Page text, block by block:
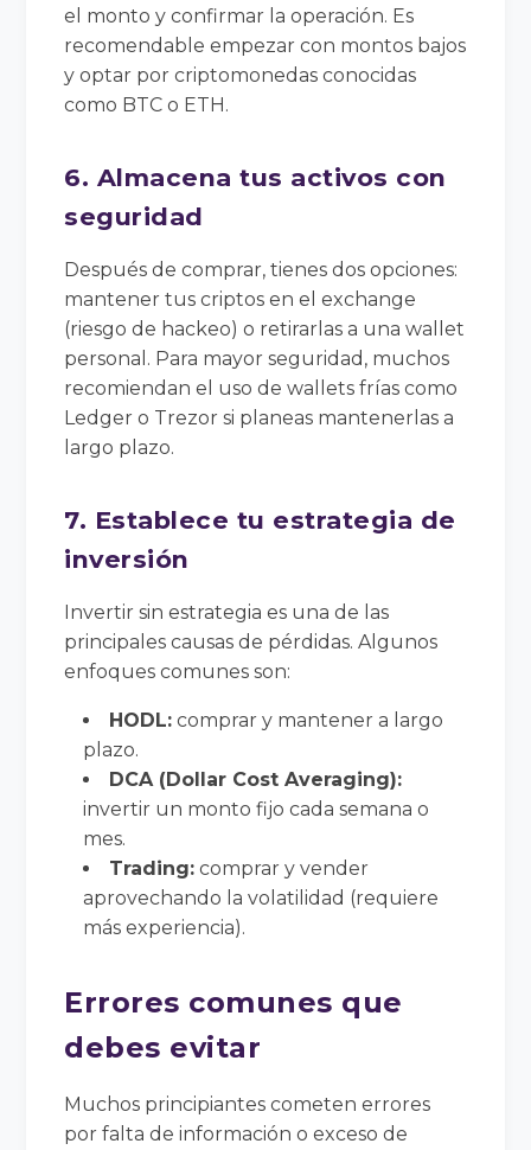
el monto y confirmar la operación. Es
recomendable empezar con montos bajos
y optar por criptomonedas conocidas
como BTC o ETH.
6. Almacena tus activos con
seguridad
Después de comprar, tienes dos opciones:
mantener tus criptos en el exchange
(riesgo de hackeo) o retirarlas a una wallet
personal. Para mayor seguridad, muchos
recomiendan el uso de wallets frías como
Ledger o Trezor si planeas mantenerlas a
largo plazo.
7. Establece tu estrategia de
inversión
Invertir sin estrategia es una de las
principales causas de pérdidas. Algunos
enfoques comunes son:
HODL: comprar y mantener a largo
plazo.
DCA (Dollar Cost Averaging):
invertir un monto fijo cada semana o
mes.
Trading: comprar y vender
aprovechando la volatilidad (requiere
más experiencia).
Errores comunes que
debes evitar
Muchos principiantes cometen errores
por falta de información o exceso de